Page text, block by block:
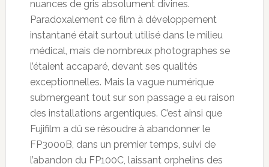
nuances de gris absolument divines.
Paradoxalement ce film à développement
instantané était surtout utilisé dans le milieu
médical, mais de nombreux photographes se
l’étaient accaparé, devant ses qualités
exceptionnelles. Mais la vague numérique
submergeant tout sur son passage a eu raison
des installations argentiques. C’est ainsi que
Fujifilm a dû se résoudre à abandonner le
FP3000B, dans un premier temps, suivi de
l’abandon du FP100C, laissant orphelins des